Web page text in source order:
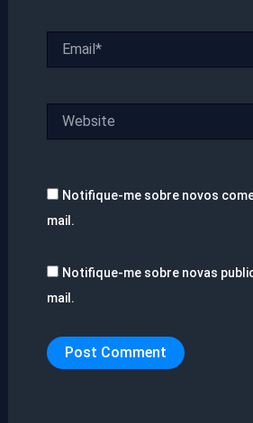
Notifique-me sobre novos
mail.
Notifique-me sobre novas
mail.